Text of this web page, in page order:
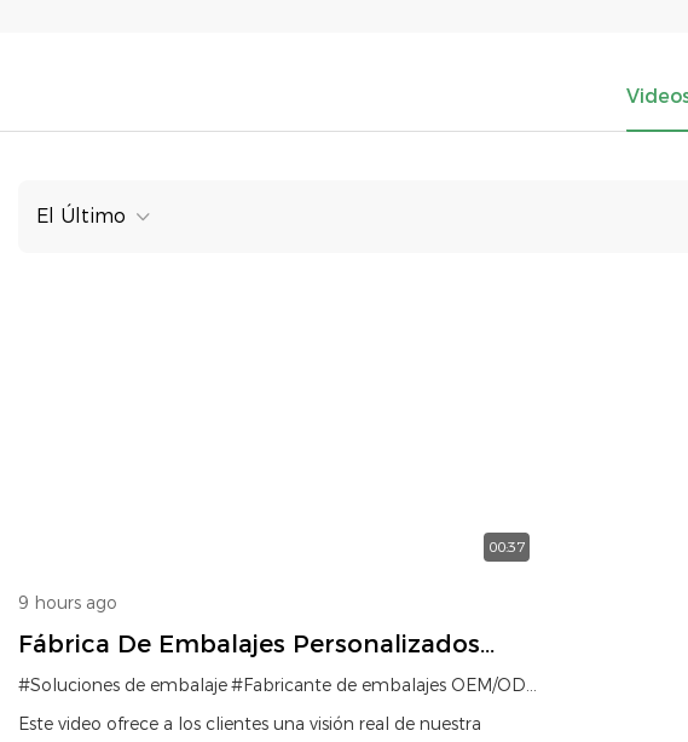
El Último
00:37
9 hours ago
Fábrica De Embalajes Personalizados
Verificada Por Terceros Para Soluciones
De Embalaje De Marca.
#Soluciones de embalaje#Fabricante de embalajes OEM/ODM
Este video ofrece a los clientes una visión real de nuestra